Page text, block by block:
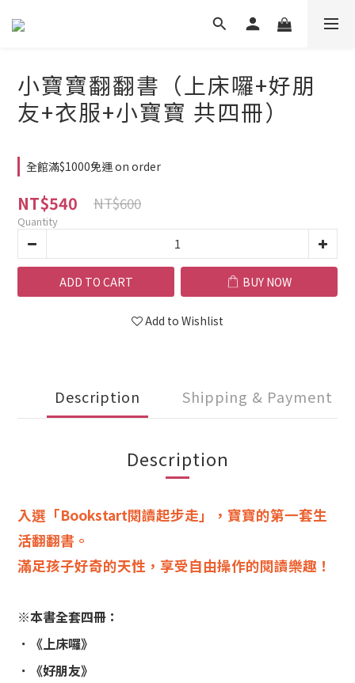
小寶寶翻翻書（上床囉+好朋
友+衣服+小寶寶 共四冊）
全館滿$1000免運 on order
NT$540 NT$600
Quantity
ADD TO CART BUY NOW
Add to Wishlist
Description Shipping & Payment
Description
入選「Bookstart閱讀起步走」，寶寶的第一套生
活翻翻書。
滿足孩子好奇的天性，享受自由操作的閱讀樂趣！
※本書全套四冊：
．《上床囉》
．《好朋友》